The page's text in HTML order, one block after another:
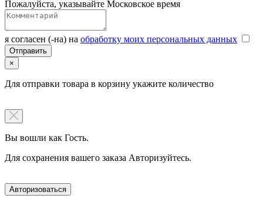
Пожалуйста, указывайте Московское время
я согласен (-на) на обработку моих персональных данных
×
Для отправки товара в корзину укажите количество
Вы вошли как Гость.
Для сохранения вашего заказа Авторизуйтесь.
Авторизоваться